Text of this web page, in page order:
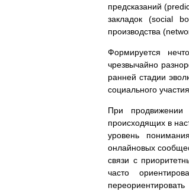
предсказаний
закладок (social
производства
Формируется
чрезвычайно
ранней стадии
социального
При продвижении
происходящих в
уровень
онлайновых
связи с
часто